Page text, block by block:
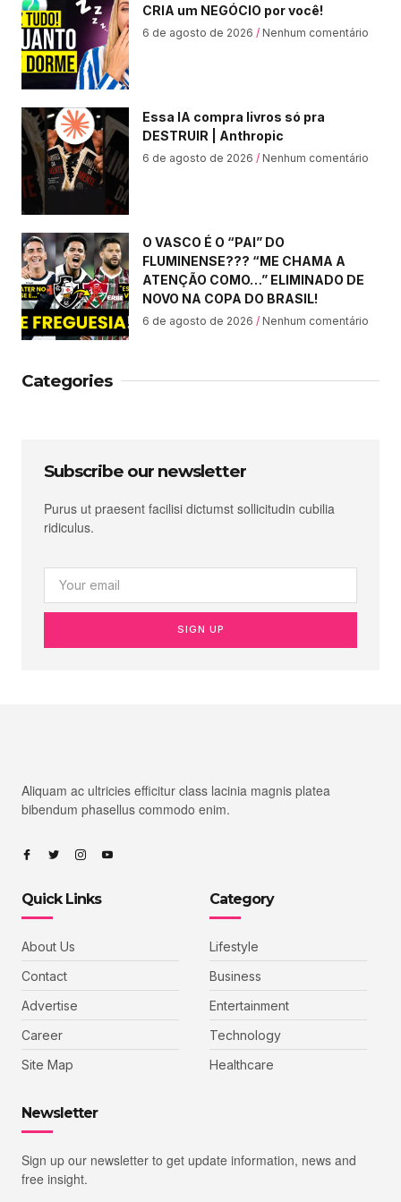
CRIA um NEGÓCIO por você!
6 de agosto de 2026 Nenhum comentário
Essa IA compra livros só pra
DESTRUIR | Anthropic
6 de agosto de 2026 Nenhum comentário
O VASCO É O “PAI” DO
FLUMINENSE??? “ME CHAMA A
ATENÇÃO COMO…” ELIMINADO DE
NOVO NA COPA DO BRASIL!
6 de agosto de 2026 Nenhum comentário
Categories
Subscribe our newsletter
Purus ut praesent facilisi dictumst sollicitudin cubilia
ridiculus.
SIGN UP
Aliquam ac ultricies efficitur class lacinia magnis platea
bibendum phasellus commodo enim.
Quick Links
About Us
Contact
Advertise
Career
Site Map
Category
Lifestyle
Business
Entertainment
Technology
Healthcare
Newsletter
Sign up our newsletter to get update information, news and
free insight.